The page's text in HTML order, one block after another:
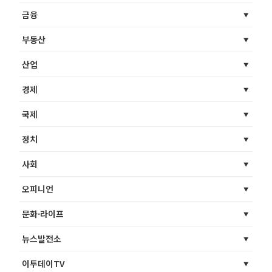
금융
부동산
산업
경제
국제
정치
사회
오피니언
문화·라이프
뉴스발전소
이투데이TV